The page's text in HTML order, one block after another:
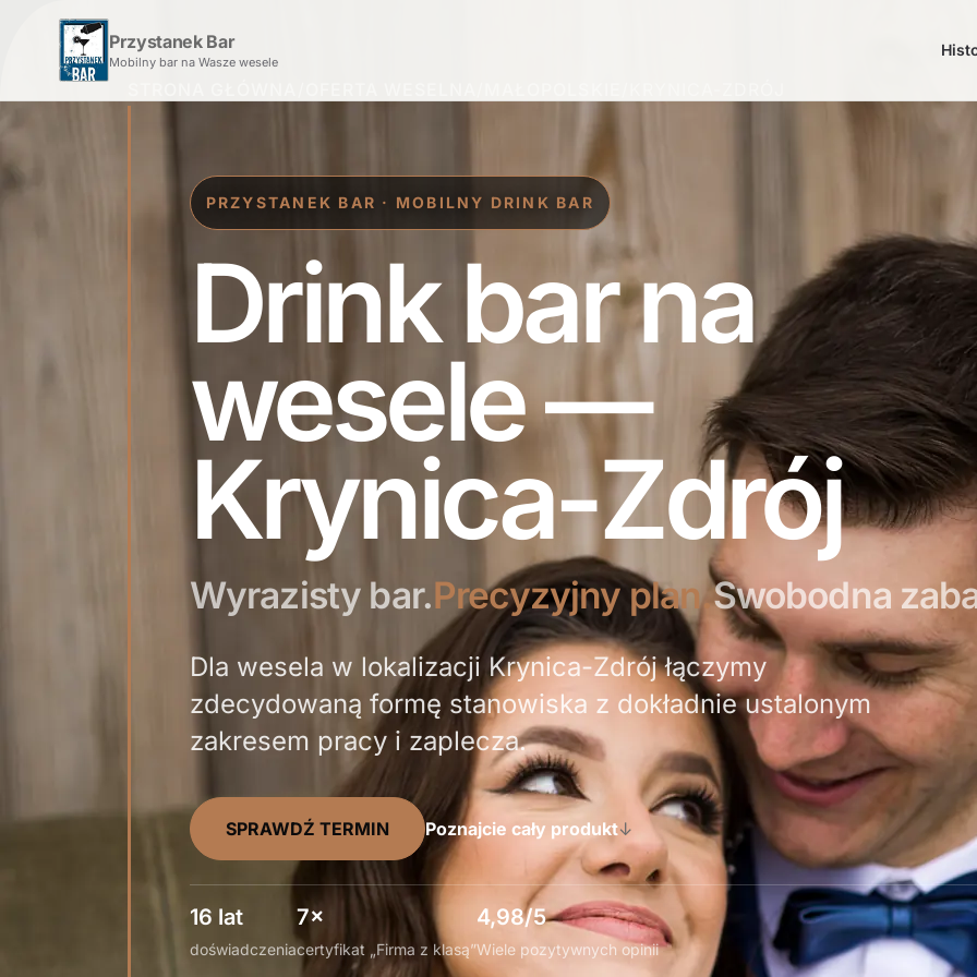
Przystanek Bar
Mobilny bar na Wasze wesele
PRZYSTANEK BAR · MOBILNY DRINK BAR
Drink bar na
wesele —
Krynica-Zdrój
Wyrazisty bar.Precyzyjny plan.Swobodna
Dla wesela w lokalizacji Krynica-Zdrój łączymy
zdecydowaną formę stanowiska z dokładnie ustalonym
zakresem pracy i zaplecza.
SPRAWDŹ TERMIN Poznajcie cały produkt↓
16 lat
doświadczenia
7×
certyfikat „Firma z klasą”
4,98/5
Wiele pozytywnych opinii